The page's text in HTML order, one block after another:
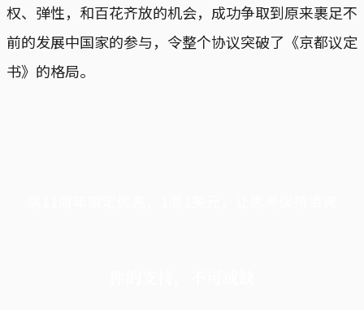
权、弹性，和百花齐放的机会，成功争取到原来裹足不
前的发展中国家的参与，令整个协议突破了《京都议定
书》的格局。